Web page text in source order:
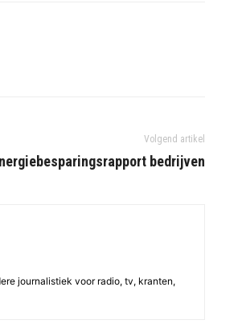
Volgend artikel
bedrijven
journalistiek voor radio, tv, kranten,